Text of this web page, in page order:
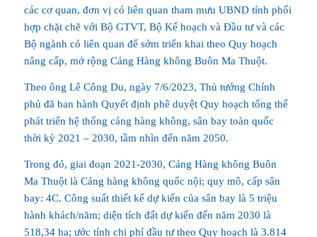
các cơ quan, đơn vị có liên quan tham mưu UBND tỉnh phối
hợp chặt chẽ với Bộ GTVT, Bộ Kế hoạch và Đầu tư và các
Bộ ngành có liên quan để sớm triển khai theo Quy hoạch
nâng cấp, mở rộng Cảng Hàng không Buôn Ma Thuột.
Theo ông Lê Công Du, ngày 7/6/2023, Thủ tướng Chính
phủ đã ban hành Quyết định phê duyệt Quy hoạch tổng thể
phát triển hệ thống cảng hàng không, sân bay toàn quốc
thời kỳ 2021 – 2030, tầm nhìn đến năm 2050.
Trong đó, giai đoạn 2021-2030, Cảng Hàng không Buôn
Ma Thuột là Cảng hàng không quốc nội; quy mô, cấp sân
bay: 4C. Công suất thiết kế dự kiến của sân bay là 5 triệu
hành khách/năm; diện tích đất dự kiến đến năm 2030 là
518,34 ha; ước tính chi phí đầu tư theo Quy hoạch là 3.814